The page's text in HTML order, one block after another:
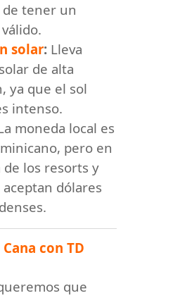
tener un
solar: Lleva
de alta
ya que el sol
intenso.
moneda local es
pero en
de los resorts y
dólares
con TD
que